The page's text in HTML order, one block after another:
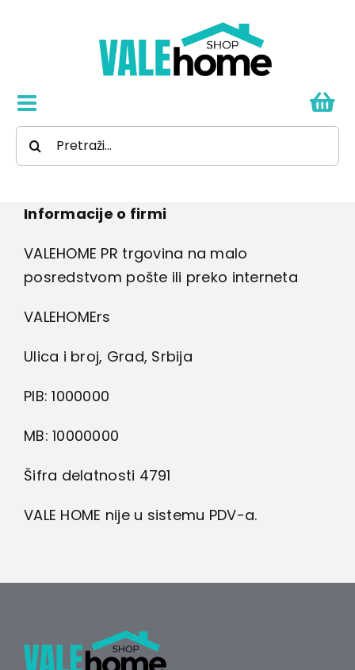
Toggle
Navigation
Sve za kuću
Alat
Lepota i zdravlje
Sport i razonoda
Search
for:
Informacije o firmi
VALEHOME PR trgovina na malo
posredstvom pošte ili preko interneta
VALEHOMErs
Ulica i broj, Grad, Srbija
PIB: 1000000
MB: 10000000
Šifra delatnosti 4791
VALE HOME nije u sistemu PDV-a.